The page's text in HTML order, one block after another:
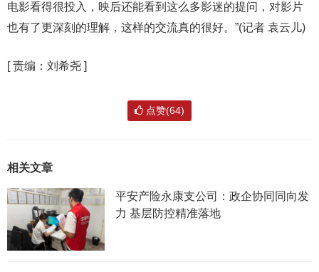
电影看得很投入，映后还能看到这么多影迷的提问，对影片
也有了更深刻的理解，这样的交流真的很好。”(记者 袁云儿)
[责编：刘希尧 ]
点赞(64)
相关文章
平安产险永康支公司：政企协同同向发
力 基层防控精准落地